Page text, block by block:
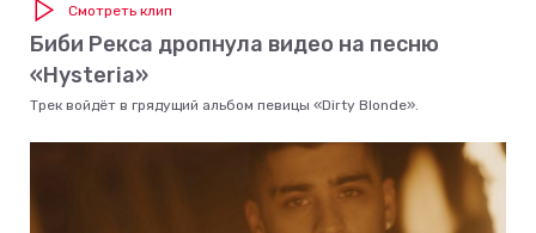
Смотреть клип
Биби Рекса дропнула видео на песню
«Hysteria»
Трек войдёт в грядущий альбом певицы «Dirty Blonde».